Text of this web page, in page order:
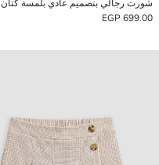
شورت رجالي بتصميم عادي بلمسة كتان
699.00 EGP